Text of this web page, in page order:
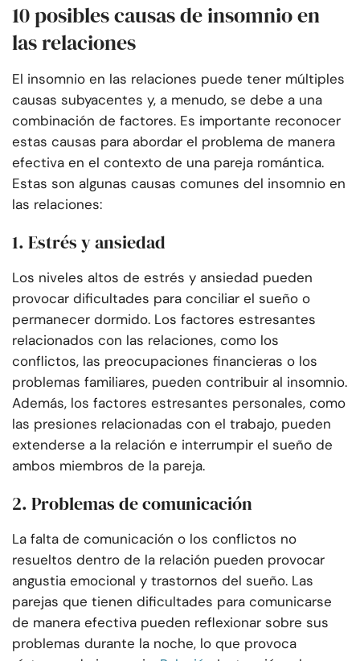
10 posibles causas de insomnio en
las relaciones
El insomnio en las relaciones puede tener múltiples
causas subyacentes y, a menudo, se debe a una
combinación de factores. Es importante reconocer
estas causas para abordar el problema de manera
efectiva en el contexto de una pareja romántica.
Estas son algunas causas comunes del insomnio en
las relaciones:
1. Estrés y ansiedad
Los niveles altos de estrés y ansiedad pueden
provocar dificultades para conciliar el sueño o
permanecer dormido. Los factores estresantes
relacionados con las relaciones, como los
conflictos, las preocupaciones financieras o los
problemas familiares, pueden contribuir al insomnio.
Además, los factores estresantes personales, como
las presiones relacionadas con el trabajo, pueden
extenderse a la relación e interrumpir el sueño de
ambos miembros de la pareja.
2. Problemas de comunicación
La falta de comunicación o los conflictos no
resueltos dentro de la relación pueden provocar
angustia emocional y trastornos del sueño. Las
parejas que tienen dificultades para comunicarse
de manera efectiva pueden reflexionar sobre sus
problemas durante la noche, lo que provoca